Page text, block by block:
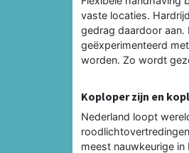
vaste locaties.
gedrag daardoor aan.
geëxperimenteerd
worden. Zo wordt
Koploper zijn en
Nederland loopt
meest nauwkeurige